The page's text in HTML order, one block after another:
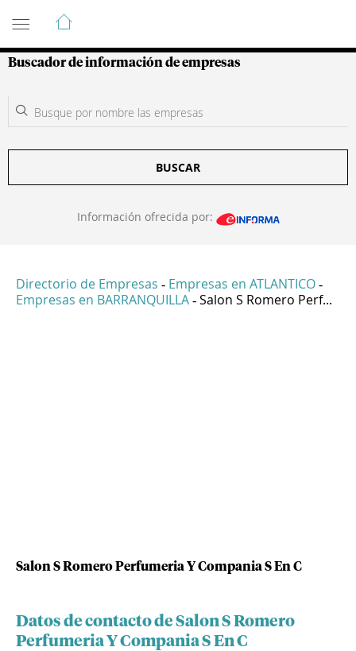
Guía de Empresas Colombianas
Buscador de información de empresas
BUSCAR
Información ofrecida por:
Directorio de Empresas - Empresas en ATLANTICO -
Empresas en BARRANQUILLA - Salon S Romero Perf...
Salon S Romero Perfumeria Y Compania S En C
Datos de contacto de Salon S Romero
Perfumeria Y Compania S En C